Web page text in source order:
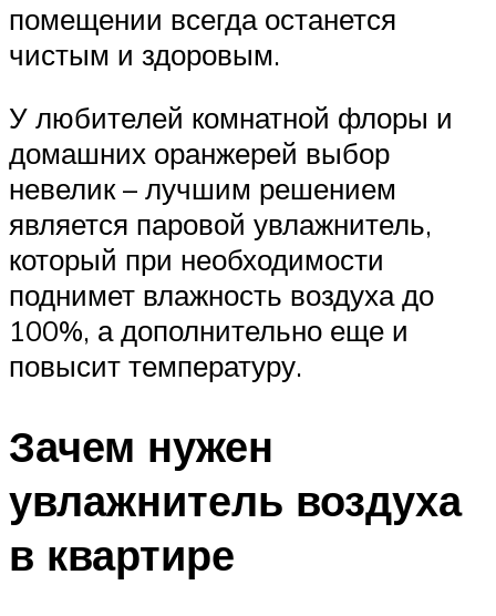
помещении всегда останется
чистым и здоровым.
У любителей комнатной флоры и
домашних оранжерей выбор
невелик – лучшим решением
является паровой увлажнитель,
который при необходимости
поднимет влажность воздуха до
100%, а дополнительно еще и
повысит температуру.
Зачем нужен
увлажнитель воздуха
в квартире